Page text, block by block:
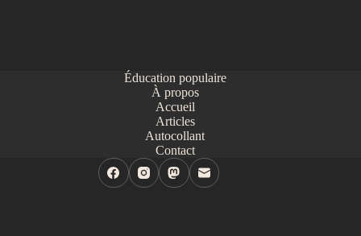
Éducation populaire
À propos
Accueil
Articles
Autocollant
Contact